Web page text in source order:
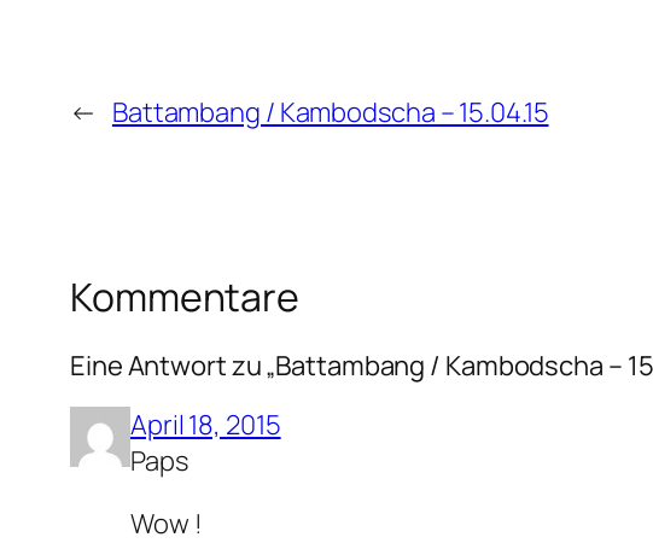
← Battambang / Kambodscha – 15.04.15
Kommentare
Eine Antwort zu „Battambang / Kambodscha –
April 18, 2015
Paps
Wow !